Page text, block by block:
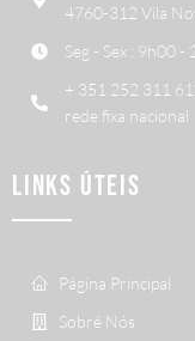
4760-312 Vila
Seg - Sex : 9h00 -
+ 351 252 311
rede fixa nacional
LINKS ÚTEIS
Página Principal
Sobré Nós